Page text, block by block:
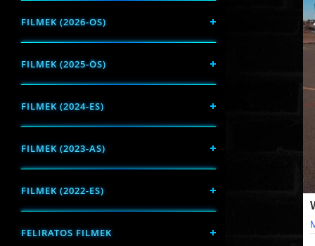
FILMEK (2026-OS)
FILMEK (2025-ÖS)
FILMEK (2024-ES)
FILMEK (2023-AS)
FILMEK (2022-ES)
FELIRATOS FILMEK